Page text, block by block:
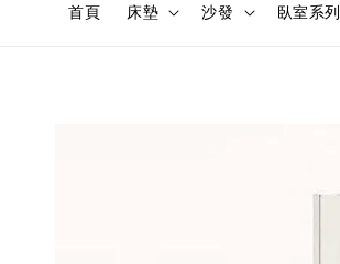
首頁 床墊 沙發 臥室系列